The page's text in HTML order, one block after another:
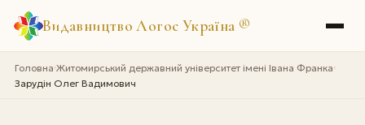
Видавництво Логос Україна ®
Головна›Житомирський державний університет імені Івана Франка›
Зарудін Олег Вадимович